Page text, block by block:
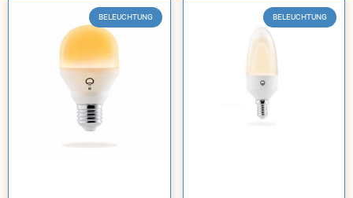
BELEUCHTUNG BELEUCHTUNG